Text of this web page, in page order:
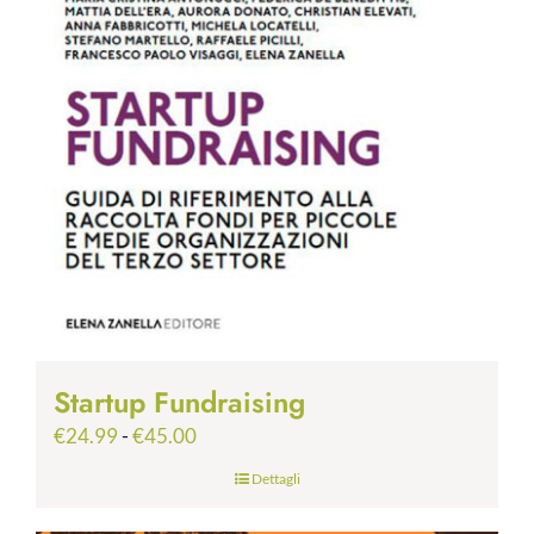
Startup Fundraising
€24.99-€45.00Fascia
Dettagli